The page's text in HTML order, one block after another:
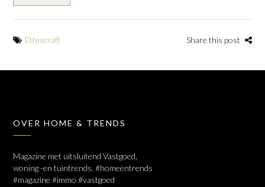
Ethnicraft Share this post
OVER HOME & TRENDS
Magazine met uitsluitend Vastgoed,
woning -en tuintrends. #homeentrends
#magazine #immo #vastgoed